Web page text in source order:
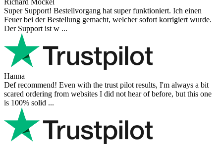
Super Support! Bestellvorgang hat super funktioniert. Ich einen
Feuer bei der Bestellung gemacht, welcher sofort korrigiert wurde.
Der Support ist w ...
Hanna
Def recommend! Even with the trust pilot results, I'm always a bit
scared ordering from websites I did not hear of before, but this one
is 100% solid ...